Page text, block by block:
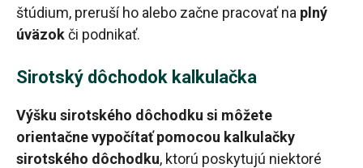
štúdium, preruší ho alebo začne pracovať na plný
úväzokči podnikať.
Sirotský dôchodok kalkulačka
Výšku sirotského dôchodku si môžete
orientačne vypočítať pomocou kalkulačky
sirotského dôchodku, ktorú poskytujú niektoré